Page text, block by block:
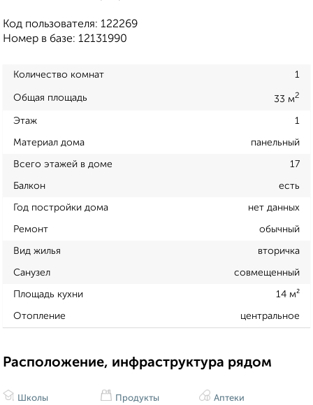
Код пользователя: 122269
Номер в базе: 12131990
Количество комнат 1
Общая площадь 33 м2
Этаж 1
Материал дома панельный
Всего этажей в доме 17
Балкон есть
Год постройки дома нет данных
Ремонт обычный
Вид жилья вторичка
Санузел совмещенный
Площадь кухни 14 м²
Отопление центральное
Расположение, инфраструктура рядом
Школы Продукты Аптеки